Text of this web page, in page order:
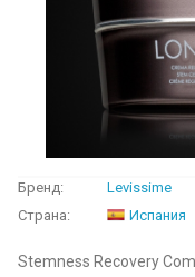
Бренд:
Levissime
Страна:
Испания
Stemness Recovery